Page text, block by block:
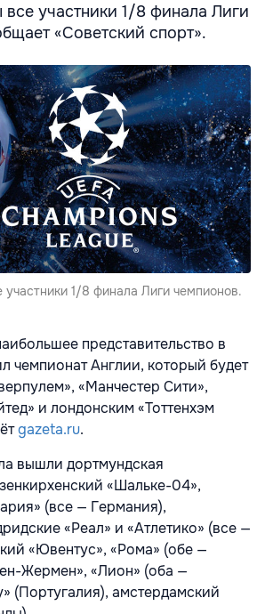
все участники 1/8 финала Лиги
«Советский спорт».
участники 1/8 финала Лиги чемпионов.
представительство в
чемпионат Англии, который будет
«Манчестер Сити»,
и лондонским «Тоттенхэм
gazeta.ru.
вышли дортмундская
«Шальке-04»,
(все — Германия),
«Реал» и «Атлетико» (все —
«Ювентус», «Рома» (обе —
Жермен», «Лион» (оба —
(Португалия), амстердамский